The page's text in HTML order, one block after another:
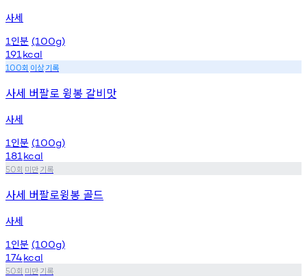
사세
1 인분 (100g)
191 kcal
100회 이상기록
사세 버팔로 윙봉 갈비맛
사세
1 인분 (100g)
181 kcal
50회 미만기록
사세 버팔로윙봉 골드
사세
1 인분 (100g)
174kcal
50회 미만기록